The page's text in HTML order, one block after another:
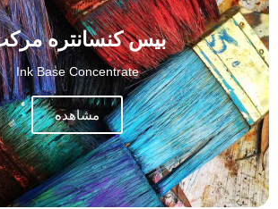
بیس کنسانتره
Ink Base Concentrate
مشاهده